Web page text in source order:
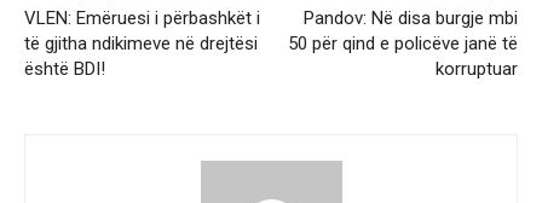
VLEN: Emëruesi i përbashkët i
të gjitha ndikimeve në drejtësi
është BDI!
Pandov: Në disa burgje mbi
50 për qind e policëve janë të
korruptuar